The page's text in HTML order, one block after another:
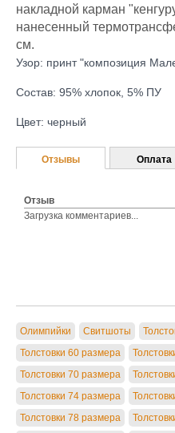
накладной карман
нанесенный
см.
Узор: принт "композиция
Состав: 95% хлопок, 5% ПУ
Цвет: черный
Отзывы
Отзыв
Загрузка комментариев...
Оплата
Олимпийки Свитшоты
Толстовки 60 размера
Толстовки 70 размера
Толстовки 74 размера
Толстовки 78 размера